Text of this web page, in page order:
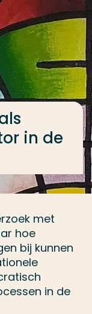
in de
met
hoe
bij kunnen
in de